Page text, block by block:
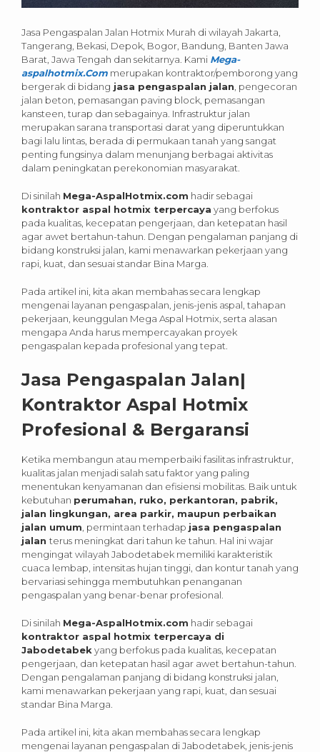
Jasa Pengaspalan Jalan Hotmix Murah di wilayah Jakarta,
Tangerang, Bekasi, Depok, Bogor, Bandung, Banten Jawa
Barat, Jawa Tengah dan sekitarnya. Kami Mega-
aspalhotmix.Com merupakan kontraktor/pemborong yang
bergerak di bidang jasa pengaspalan jalan , pengecoran
jalan beton, pemasangan paving block, pemasangan
kansteen, turap dan sebagainya. Infrastruktur jalan
merupakan sarana transportasi darat yang diperuntukkan
bagi lalu lintas, berada di permukaan tanah yang sangat
penting fungsinya dalam menunjang berbagai aktivitas
dalam peningkatan perekonomian masyarakat.
Di sinilah Mega-AspalHotmix.com hadir sebagai
kontraktor aspal hotmix terpercaya yang berfokus
pada kualitas, kecepatan pengerjaan, dan ketepatan hasil
agar awet bertahun-tahun. Dengan pengalaman panjang di
bidang konstruksi jalan, kami menawarkan pekerjaan yang
rapi, kuat, dan sesuai standar Bina Marga.
Pada artikel ini, kita akan membahas secara lengkap
mengenai layanan pengaspalan, jenis-jenis aspal, tahapan
pekerjaan, keunggulan Mega Aspal Hotmix, serta alasan
mengapa Anda harus mempercayakan proyek
pengaspalan kepada profesional yang tepat.
Jasa Pengaspalan Jalan|
Kontraktor Aspal Hotmix
Profesional & Bergaransi
Ketika membangun atau memperbaiki fasilitas infrastruktur,
kualitas jalan menjadi salah satu faktor yang paling
menentukan kenyamanan dan efisiensi mobilitas. Baik untuk
kebutuhan perumahan, ruko, perkantoran, pabrik,
jalan lingkungan, area parkir, maupun perbaikan
jalan umum , permintaan terhadap jasa pengaspalan
jalan terus meningkat dari tahun ke tahun. Hal ini wajar
mengingat wilayah Jabodetabek memiliki karakteristik
cuaca lembap, intensitas hujan tinggi, dan kontur tanah yang
bervariasi sehingga membutuhkan penanganan
pengaspalan yang benar-benar profesional.
Di sinilah Mega-AspalHotmix.com hadir sebagai
kontraktor aspal hotmix terpercaya di
Jabodetabek yang berfokus pada kualitas, kecepatan
pengerjaan, dan ketepatan hasil agar awet bertahun-tahun.
Dengan pengalaman panjang di bidang konstruksi jalan,
kami menawarkan pekerjaan yang rapi, kuat, dan sesuai
standar Bina Marga.
Pada artikel ini, kita akan membahas secara lengkap
mengenai layanan pengaspalan di Jabodetabek, jenis-jenis